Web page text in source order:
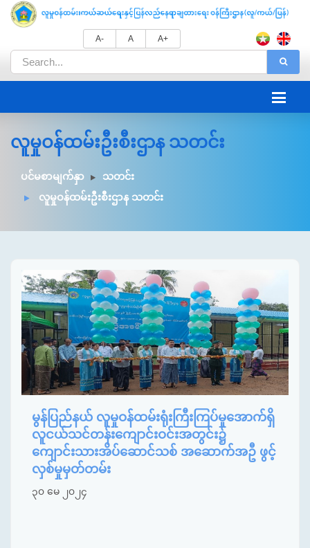
A- A A+
လူမှုဝန်ထမ်းဦးစီးဌာန သတင်း
ပင်မစာမျက်နှာ
သတင်း
လူမှုဝန်ထမ်းဦးစီးဌာန သတင်း
မွန်ပြည်နယ် လူမှုဝန်ထမ်းရုံးကြီးကြပ်မှုအောက်ရှိ
လူငယ်သင်တန်းကျောင်းဝင်းအတွင်း၌
ကျောင်းသားအိပ်ဆောင်သစ် အဆောက်အဦ ဖွင့်
လှစ်မှုမှတ်တမ်း
၃၀ မေ ၂၀၂၄